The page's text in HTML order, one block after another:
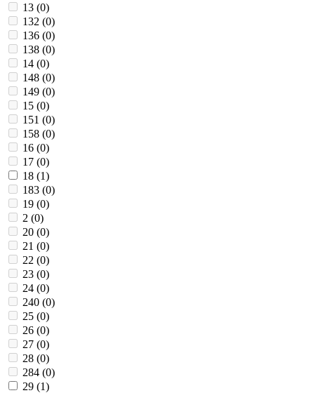
13 (0)
132 (0)
136 (0)
138 (0)
14 (0)
148 (0)
149 (0)
15 (0)
151 (0)
158 (0)
16 (0)
17 (0)
18 (1)
183 (0)
19 (0)
2 (0)
20 (0)
21 (0)
22 (0)
23 (0)
24 (0)
240 (0)
25 (0)
26 (0)
27 (0)
28 (0)
284 (0)
29 (1)